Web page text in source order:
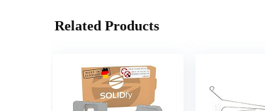
Related Products